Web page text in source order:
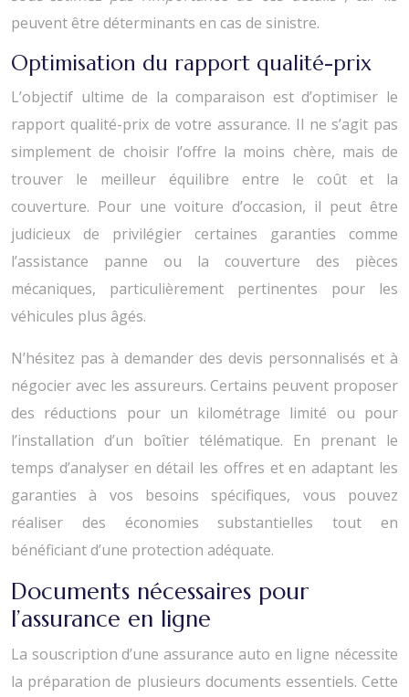
peuvent être déterminants en cas de sinistre.
Optimisation du rapport qualité-prix
L’objectif ultime de la comparaison est d’optimiser le
rapport qualité-prix de votre assurance. Il ne s’agit pas
simplement de choisir l’offre la moins chère, mais de
trouver le meilleur équilibre entre le coût et la
couverture. Pour une voiture d’occasion, il peut être
judicieux de privilégier certaines garanties comme
l’assistance panne ou la couverture des pièces
mécaniques, particulièrement pertinentes pour les
véhicules plus âgés.
N’hésitez pas à demander des devis personnalisés et à
négocier avec les assureurs. Certains peuvent proposer
des réductions pour un kilométrage limité ou pour
l’installation d’un boîtier télématique. En prenant le
temps d’analyser en détail les offres et en adaptant les
garanties à vos besoins spécifiques, vous pouvez
réaliser des économies substantielles tout en
bénéficiant d’une protection adéquate.
Documents nécessaires pour
l’assurance en ligne
La souscription d’une assurance auto en ligne nécessite
la préparation de plusieurs documents essentiels. Cette